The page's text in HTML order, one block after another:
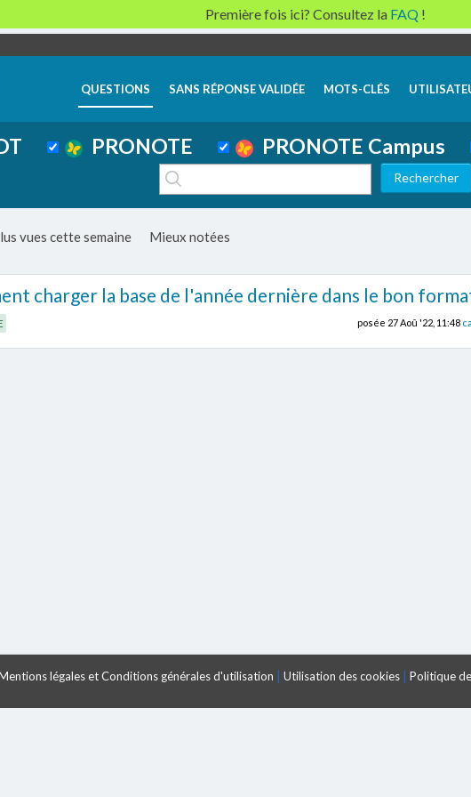
QUESTIONS SANS RÉPONSE VALIDÉE MOTS-CLÉS
PRONOTE PRONOTE Campus
vues cette semaine Mieux notées
charger la base de l'année dernière dans le bon
posée 27 Aoû '22, 11:48
légales et Conditions générales d'utilisation | Utilisation des cookies | Politique
Première fois ici? Consultez la FAQ !